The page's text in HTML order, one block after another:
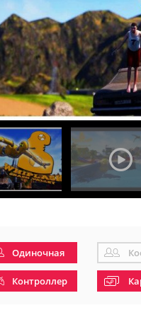
Одиночная
Контроллер